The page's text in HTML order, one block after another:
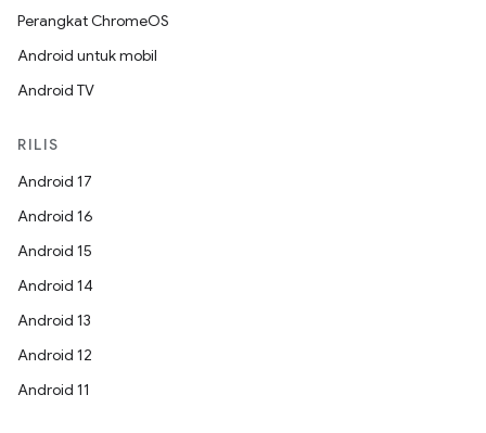
Perangkat ChromeOS
Android untuk mobil
Android TV
RILIS
Android 17
Android 16
Android 15
Android 14
Android 13
Android 12
Android 11